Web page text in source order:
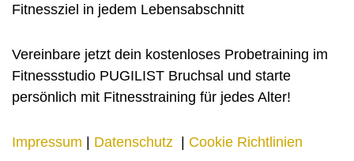
Fitnessziel in jedem Lebensabschnitt
Vereinbare jetzt dein kostenloses Probetraining im
Fitnessstudio PUGILIST Bruchsal und starte
persönlich mit Fitnesstraining für jedes Alter!
Impressum | Datenschutz | Cookie Richtlinien